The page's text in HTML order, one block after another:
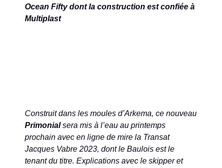
Ocean Fifty dont la construction est confiée à
Multiplast
Construit dans les moules d’Arkema, ce nouveau
Primonialsera mis à l’eau au printemps
prochain avec en ligne de mire la Transat
Jacques Vabre 2023, dont le Baulois est le
tenant du titre. Explications avec le skipper et